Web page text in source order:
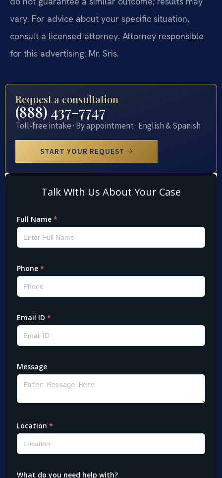
vary. For advice about your specific situation,
consult a licensed attorney. Attorney responsible
for this advertising: Mr. Sris.
Request a consultation
(888) 437-7747
Toll-free intake · By appointment · English & Spanish
START YOUR REQUEST